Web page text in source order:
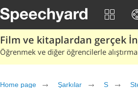
Film ve kitaplardan gerçek
Öğrenmek ve diğer öğrencilerle
Home page Şarkılar S